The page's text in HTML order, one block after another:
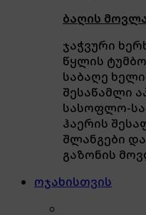
ბაღის
ჯაჭვური
წყლის
საბაღე
შესაწამლი
სასოფლო-
ჰაერის
შლანგები
გაზონის
ოჯახისთვის